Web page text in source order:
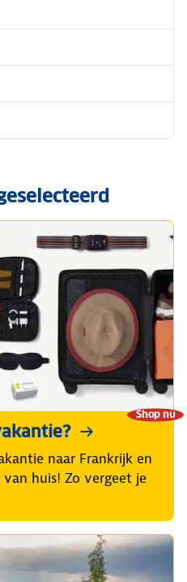
Shop nu
naar Frankrijk en
huis! Zo vergeet je